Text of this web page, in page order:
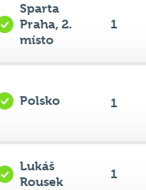
Sparta
Praha, 2.
místo
1
Polsko 1
Lukáš
Rousek
1